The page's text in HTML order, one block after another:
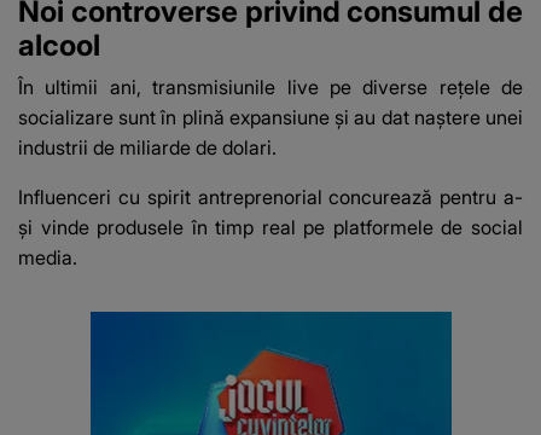
Noi controverse privind consumul de
alcool
În ultimii ani, transmisiunile live pe diverse rețele de
socializare sunt în plină expansiune și au dat naștere unei
industrii de miliarde de dolari.
Influenceri cu spirit antreprenorial concurează pentru a-
și vinde produsele în timp real pe platformele de social
media.